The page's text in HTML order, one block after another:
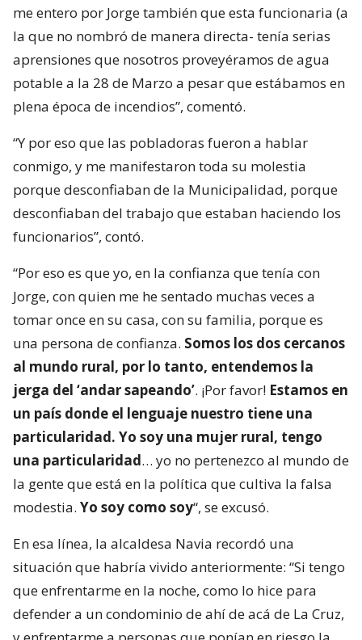
me entero por Jorge también que esta funcionaria (a
la que no nombró de manera directa- tenía serias
aprensiones que nosotros proveyéramos de agua
potable a la 28 de Marzo a pesar que estábamos en
plena época de incendios”, comentó.
“Y por eso que las pobladoras fueron a hablar
conmigo, y me manifestaron toda su molestia
porque desconfiaban de la Municipalidad, porque
desconfiaban del trabajo que estaban haciendo los
funcionarios”, contó.
“Por eso es que yo, en la confianza que tenía con
Jorge, con quien me he sentado muchas veces a
tomar once en su casa, con su familia, porque es
una persona de confianza. Somos los dos cercanos
al mundo rural, por lo tanto, entendemos la
jerga del ‘andar sapeando’. ¡Por favor! Estamos en
un país donde el lenguaje nuestro tiene una
particularidad. Yo soy una mujer rural, tengo
una particularidad… yo no pertenezco al mundo de
la gente que está en la política que cultiva la falsa
modestia. Yo soy como soy“, se excusó.
En esa línea, la alcaldesa Navia recordó una
situación que habría vivido anteriormente: “Si tengo
que enfrentarme en la noche, como lo hice para
defender a un condominio de ahí de acá de La Cruz,